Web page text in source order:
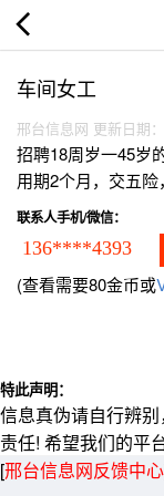
车间女工
邢台信息网 更新日期
招聘18周岁一45岁
用期2个月，交五
联系人手机/微信：
136****4393
(查看需要80金币或
特此声明：
信息真伪请自行辨
责任! 希望我们的平
[邢台信息网反馈中心